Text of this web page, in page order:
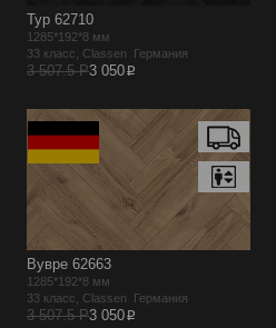
Тур 62710
1285*192*8 мм
33 класс, Classen Германия
3 507.5 Р3 050p
Вувре 62663
1285*192*8 мм
33 класс, Classen Германия
3 507.5 Р3 050p